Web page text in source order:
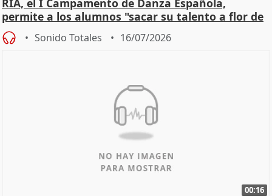
RIÁ, el I Campamento de Danza Española,
permite a los alumnos "sacar su talento a flor de
piel"
Sonido Totales 16/07/2026
00:16